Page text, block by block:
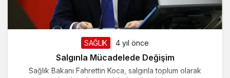
SAĞLIK 4 yıl önce
Salgınla Mücadelede Değişim
Sağlık Bakanı Fahrettin Koca, salgınla toplum olarak